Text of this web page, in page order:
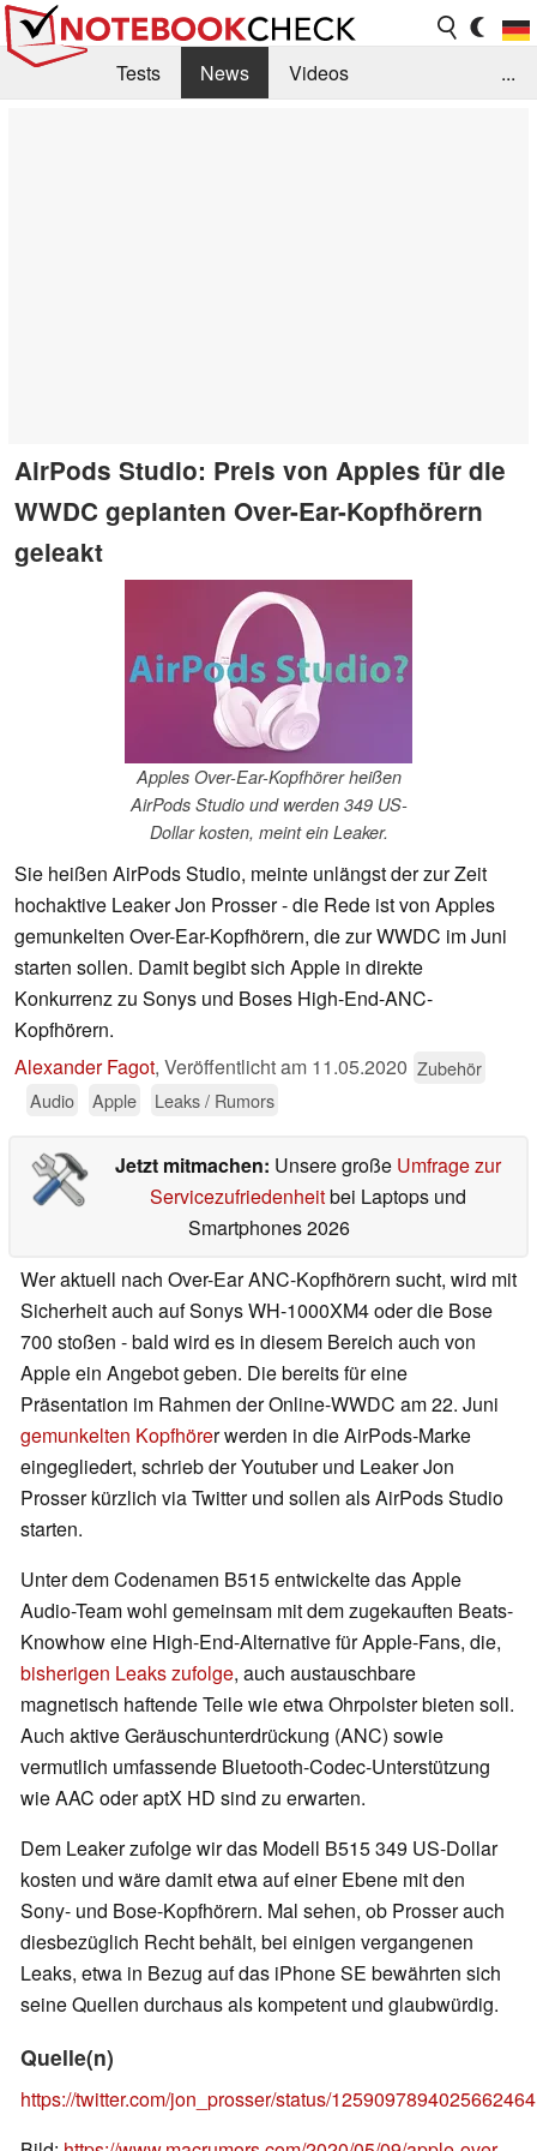
Tests News
Videos
...
AirPods Studio: Preis von Apples für die
WWDC geplanten Over-Ear-Kopfhörern
geleakt
Apples Over-Ear-Kopfhörer heißen
AirPods Studio und werden 349 US-
Dollar kosten, meint ein Leaker.
Sie heißen AirPods Studio, meinte unlängst der zur Zeit
hochaktive Leaker Jon Prosser - die Rede ist von Apples
gemunkelten Over-Ear-Kopfhörern, die zur WWDC im Juni
starten sollen. Damit begibt sich Apple in direkte
Konkurrenz zu Sonys und Boses High-End-ANC-
Kopfhörern.
Alexander Fagot, Veröffentlicht am 11.05.2020 Zubehör
Audio
Apple Leaks / Rumors
Jetzt mitmachen: Unsere große Umfrage zur
Servicezufriedenheitbei Laptops und
Smartphones 2026
Wer aktuell nach Over-Ear ANC-Kopfhörern sucht, wird mit
Sicherheit auch auf Sonys WH-1000XM4 oder die Bose
700 stoßen - bald wird es in diesem Bereich auch von
Apple ein Angebot geben. Die bereits für eine
Präsentation im Rahmen der Online-WWDC am 22. Juni
gemunkelten Kopfhörer werden in die AirPods-Marke
eingegliedert, schrieb der Youtuber und Leaker Jon
Prosser kürzlich via Twitter und sollen als AirPods Studio
starten.
Unter dem Codenamen B515 entwickelte das Apple
Audio-Team wohl gemeinsam mit dem zugekauften Beats-
Knowhow eine High-End-Alternative für Apple-Fans, die,
bisherigen Leaks zufolge, auch austauschbare
magnetisch haftende Teile wie etwa Ohrpolster bieten soll.
Auch aktive Geräuschunterdrückung (ANC) sowie
vermutlich umfassende Bluetooth-Codec-Unterstützung
wie AAC oder aptX HD sind zu erwarten.
Dem Leaker zufolge wir das Modell B515 349 US-Dollar
kosten und wäre damit etwa auf einer Ebene mit den
Sony- und Bose-Kopfhörern. Mal sehen, ob Prosser auch
diesbezüglich Recht behält, bei einigen vergangenen
Leaks, etwa in Bezug auf das iPhone SE bewährten sich
seine Quellen durchaus als kompetent und glaubwürdig.
Quelle(n)
https://twitter.com/jon_prosser/status/1259097894025662464